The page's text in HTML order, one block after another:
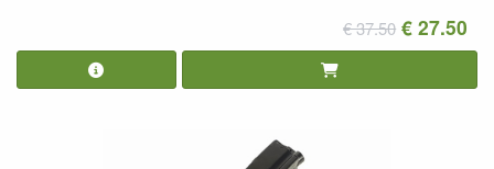
€ 37.50 € 27.50